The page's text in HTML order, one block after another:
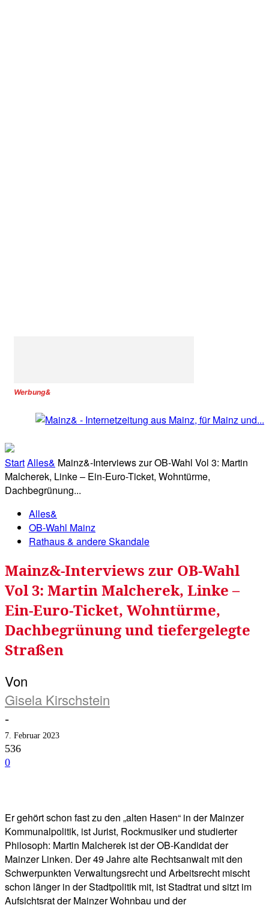
Werbung&
StartAlles& Mainz&-Interviews zur OB-Wahl Vol 3: Martin
Malcherek, Linke – Ein-Euro-Ticket, Wohntürme,
Dachbegrünung...
Alles&
OB-Wahl Mainz
Rathaus & andere Skandale
Mainz&-Interviews zur OB-Wahl
Vol 3: Martin Malcherek, Linke –
Ein-Euro-Ticket, Wohntürme,
Dachbegrünung und tiefergelegte
Straßen
Von
Gisela Kirschstein
-
7. Februar 2023
536
0
Er gehört schon fast zu den „alten Hasen“ in der Mainzer
Kommunalpolitik, ist Jurist, Rockmusiker und studierter
Philosoph: Martin Malcherek ist der OB-Kandidat der
Mainzer Linken. Der 49 Jahre alte Rechtsanwalt mit den
Schwerpunkten Verwaltungsrecht und Arbeitsrecht mischt
schon länger in der Stadtpolitik mit, ist Stadtrat und sitzt im
Aufsichtsrat der Mainzer Wohnbau und der